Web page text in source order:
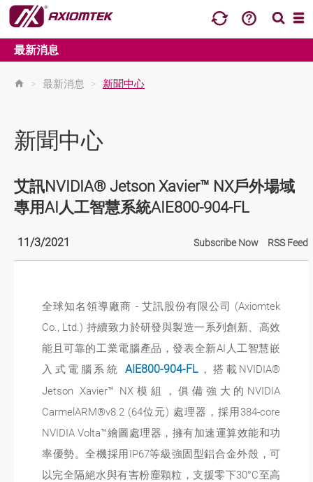
最新消息
> 最新消息 > 新聞中心
新聞中心
艾訊NVIDIA® Jetson Xavier™ NX戶外場域
專用AI人工智慧系統AIE800-904-FL
11/3/2021 Subscribe Now RSS Feed
全球知名領導廠商 - 艾訊股份有限公司 (Axiomtek
Co., Ltd.) 持續致力於研發與製造一系列創新、高效
能且可靠的工業電腦產品，發表全新AI人工智慧嵌
入式電腦系統 AIE800-904-FL，搭載NVIDIA®
Jetson Xavier™ NX模組，俱備強大的NVIDIA
CarmelARM®v8.2 (64位元) 處理器，採用384-core
NVIDIA Volta™繪圖處理器，擁有加速運算效能和功
率優勢。全機採用IP67等級強固型鋁合金外殼，可
以完全隔絕水與有害粉塵顆粒，支援零下30°C至高